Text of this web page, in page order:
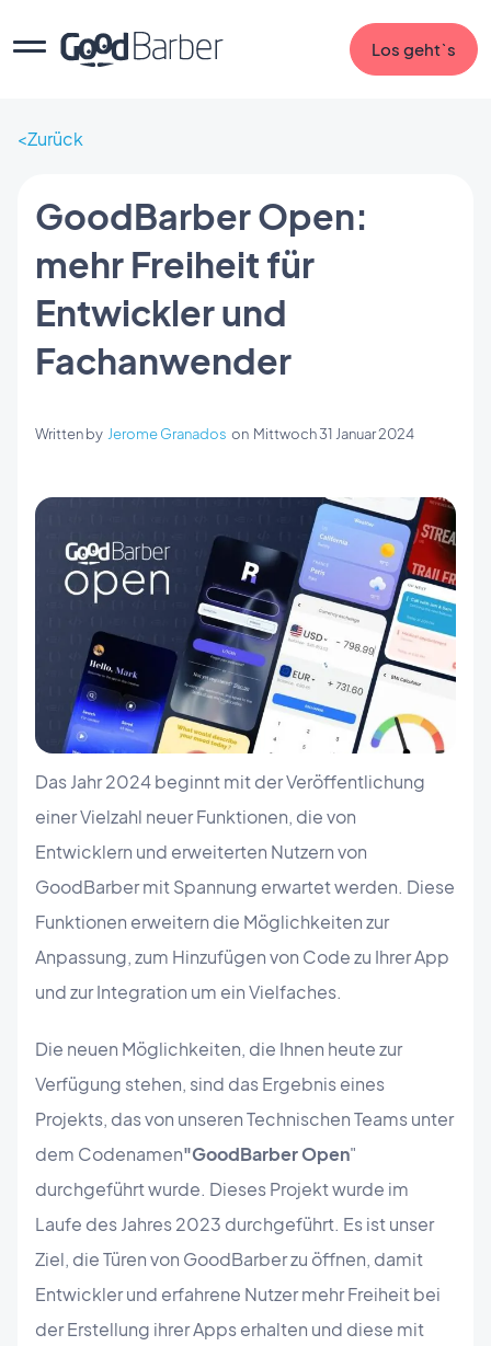
Los geht`s
Zurück
GoodBarber Open:
mehr Freiheit für
Entwickler und
Fachanwender
Written by Jerome Granados on Mittwoch 31 Januar 2024
Das Jahr 2024 beginnt mit der Veröffentlichung
einer Vielzahl neuer Funktionen, die von
Entwicklern und erweiterten Nutzern von
GoodBarber mit Spannung erwartet werden. Diese
Funktionen erweitern die Möglichkeiten zur
Anpassung, zum Hinzufügen von Code zu Ihrer App
und zur Integration um ein Vielfaches.
Die neuen Möglichkeiten, die Ihnen heute zur
Verfügung stehen, sind das Ergebnis eines
Projekts, das von unseren Technischen Teams unter
dem Codenamen"GoodBarber Open"
durchgeführt wurde. Dieses Projekt wurde im
Laufe des Jahres 2023 durchgeführt. Es ist unser
Ziel, die Türen von GoodBarber zu öffnen, damit
Entwickler und erfahrene Nutzer mehr Freiheit bei
der Erstellung ihrer Apps erhalten und diese mit